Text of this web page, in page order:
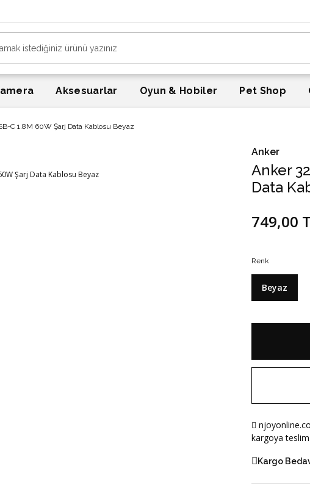
Aksesuarlar Oyun & Hobiler Pet Shop
C 1.8M 60W Şarj Data Kablosu Beyaz
Anker
Anker
Data
749,00
Renk
Beyaz
kargoya
Kargo